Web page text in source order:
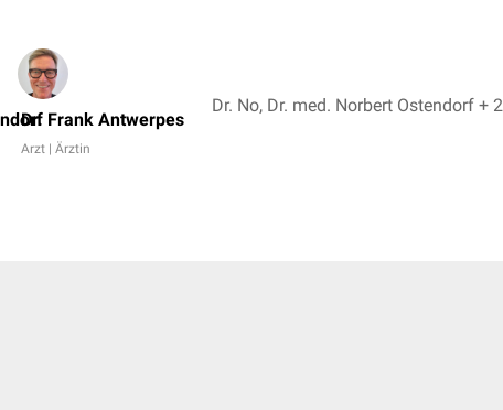
Dr. Frank Antwerpes
Arzt | Ärztin
Dr. No, Dr. med. Norbert Ostendorf + 2